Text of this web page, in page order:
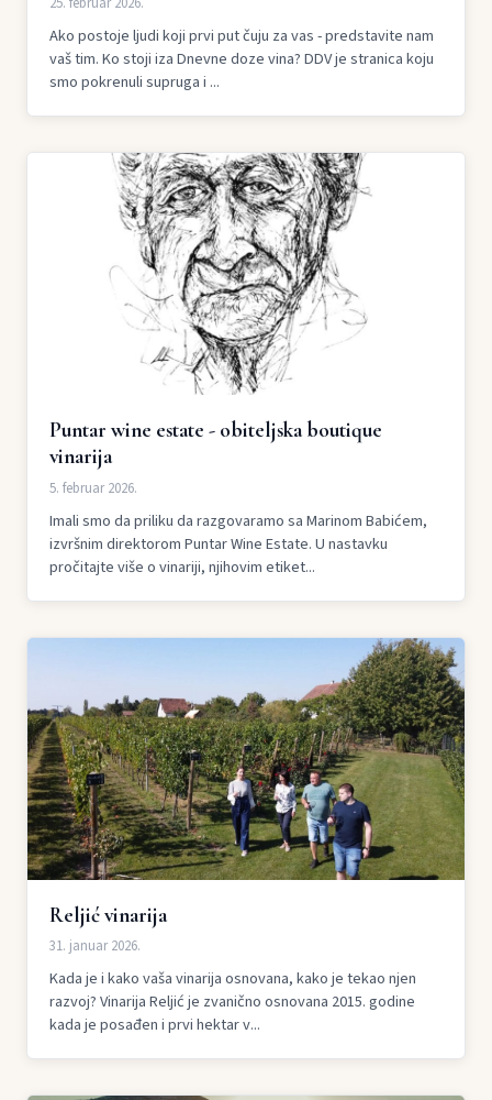
Ako postoje ljudi koji prvi put čuju za vas - predstavite nam
vaš tim. Ko stoji iza Dnevne doze vina? DDV je stranica koju
smo pokrenuli supruga i ...
Puntar wine estate - obiteljska boutique
vinarija
5. februar 2026.
Imali smo da priliku da razgovaramo sa Marinom Babićem,
izvršnim direktorom Puntar Wine Estate. U nastavku
pročitajte više o vinariji, njihovim etiket...
Reljić vinarija
31. januar 2026.
Kada je i kako vaša vinarija osnovana, kako je tekao njen
razvoj? Vinarija Reljić je zvanično osnovana 2015. godine
kada je posađen i prvi hektar v...